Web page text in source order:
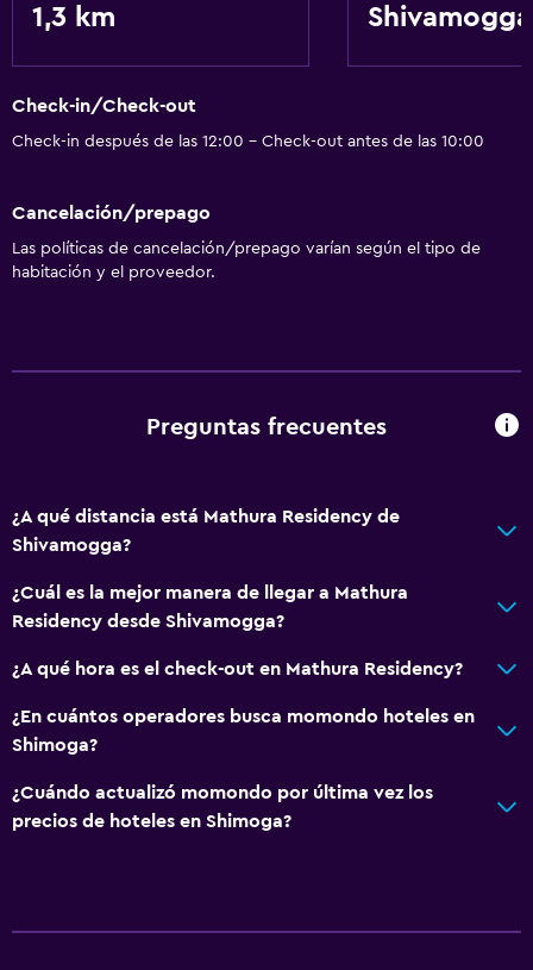
1,3 km Shivamogga
Check-in/Check-out
Check-in después de las 12:00 - Check-out antes de las 10:00
Cancelación/prepago
Las políticas de cancelación/prepago varían según el tipo de
habitación y el proveedor.
Preguntas frecuentes
¿A qué distancia está Mathura Residency de
Shivamogga?
¿Cuál es la mejor manera de llegar a Mathura
Residency desde Shivamogga?
¿A qué hora es el check-out en Mathura Residency?
¿En cuántos operadores busca momondo hoteles en
Shimoga?
¿Cuándo actualizó momondo por última vez los
precios de hoteles en Shimoga?